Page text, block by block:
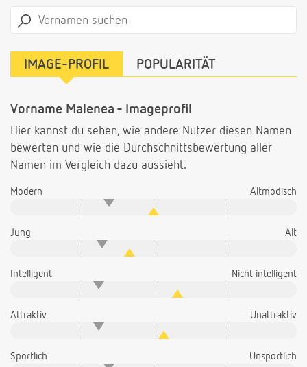
IMAGE-PROFIL POPULARITÄT
Vorname Malenea - Imageprofil
Hier kannst du sehen, wie andere Nutzer diesen Namen
bewerten und wie die Durchschnittsbewertung aller
Namen im Vergleich dazu aussieht.
Modern Altmodisch
Jung Alt
Intelligent Nicht intelligent
Attraktiv Unattraktiv
Sportlich Unsportlich